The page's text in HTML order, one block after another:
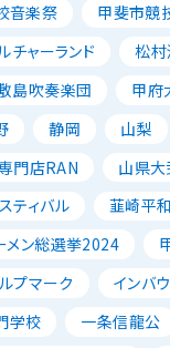
音楽祭 甲斐市競
チャーランド 松
島吹奏楽団 甲府
静岡 山梨
門店RAN 山県大
ティバル 韮崎平
メン総選挙2024
プマーク インバ
学校 一条信龍公